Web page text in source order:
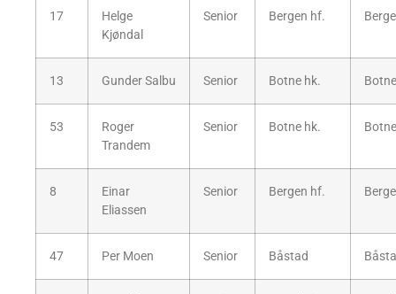
17
Helge
Kjøndal
Senior Bergen hf.
13 Gunder Salbu Senior Botne hk.
53
Roger
Trandem
Senior Botne hk.
8
Einar
Eliassen
Senior Bergen hf.
47 Per Moen Senior Båstad